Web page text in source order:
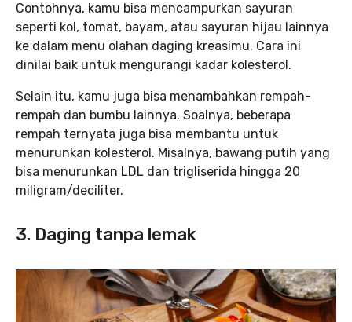
Contohnya, kamu bisa mencampurkan sayuran
seperti kol, tomat, bayam, atau sayuran hijau lainnya
ke dalam menu olahan daging kreasimu. Cara ini
dinilai baik untuk mengurangi kadar kolesterol.
Selain itu, kamu juga bisa menambahkan rempah-
rempah dan bumbu lainnya. Soalnya, beberapa
rempah ternyata juga bisa membantu untuk
menurunkan kolesterol. Misalnya, bawang putih yang
bisa menurunkan LDL dan trigliserida hingga 20
miligram/deciliter.
3. Daging tanpa lemak